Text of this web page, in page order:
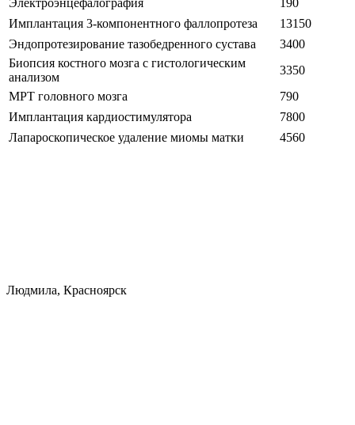
Электроэнцефалография
190
Имплантация 3-компонентного фаллопротеза
13150
Эндопротезирование тазобедренного сустава
3400
Биопсия костного мозга с гистологическим
анализом
3350
МРТ головного мозга
790
Имплантация кардиостимулятора
7800
Лапароскопическое удаление миомы матки
4560
Людмила, Красноярск